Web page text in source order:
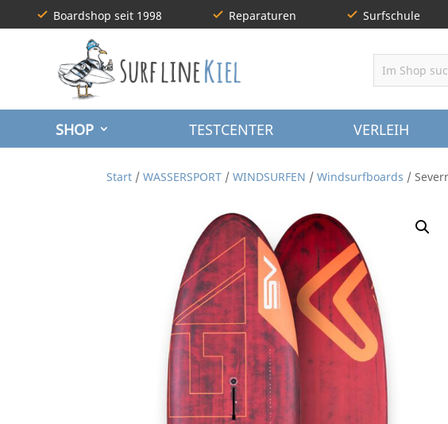
Boardshop seit 1998 Reparaturen Surfschule
SHOP TESTCENTER VERLEIH
Start /WASSERSPORT /WINDSURFEN /Windsurfboards /